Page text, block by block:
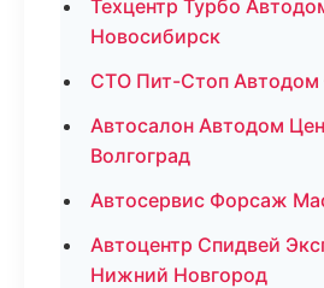
Техцентр Турбо
Новосибирск
СТО Пит-Стоп Автодом
Автосалон Автодом
Волгоград
Автосервис Форсаж
Автоцентр Спидвей
Нижний Новгород